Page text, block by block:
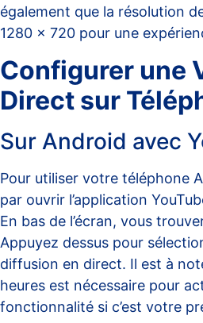
également que la résolution
1280 x 720 pour une
Configurer une
Direct sur
Sur Android avec
Pour utiliser votre téléphone
par ouvrir l’application
En bas de l’écran, vous
Appuyez dessus pour
diffusion en direct. Il est à
heures est nécessaire pour
fonctionnalité si c’est votre